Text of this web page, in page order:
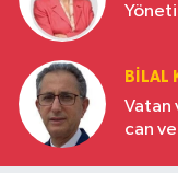
BILAL
Vatan
can